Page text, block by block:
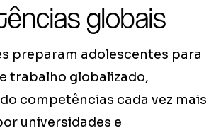
globais
preparam adolescentes para
trabalho globalizado,
competências cada vez mais
universidades e